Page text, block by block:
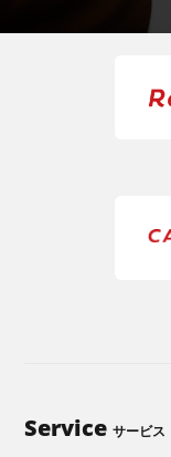
Serviceサービス